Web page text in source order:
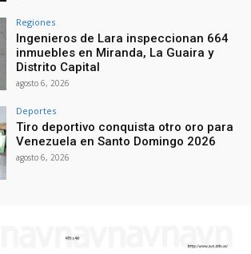
Regiones
Ingenieros de Lara inspeccionan 664
inmuebles en Miranda, La Guaira y
Distrito Capital
agosto 6, 2026
Deportes
Tiro deportivo conquista otro oro para
Venezuela en Santo Domingo 2026
agosto 6, 2026